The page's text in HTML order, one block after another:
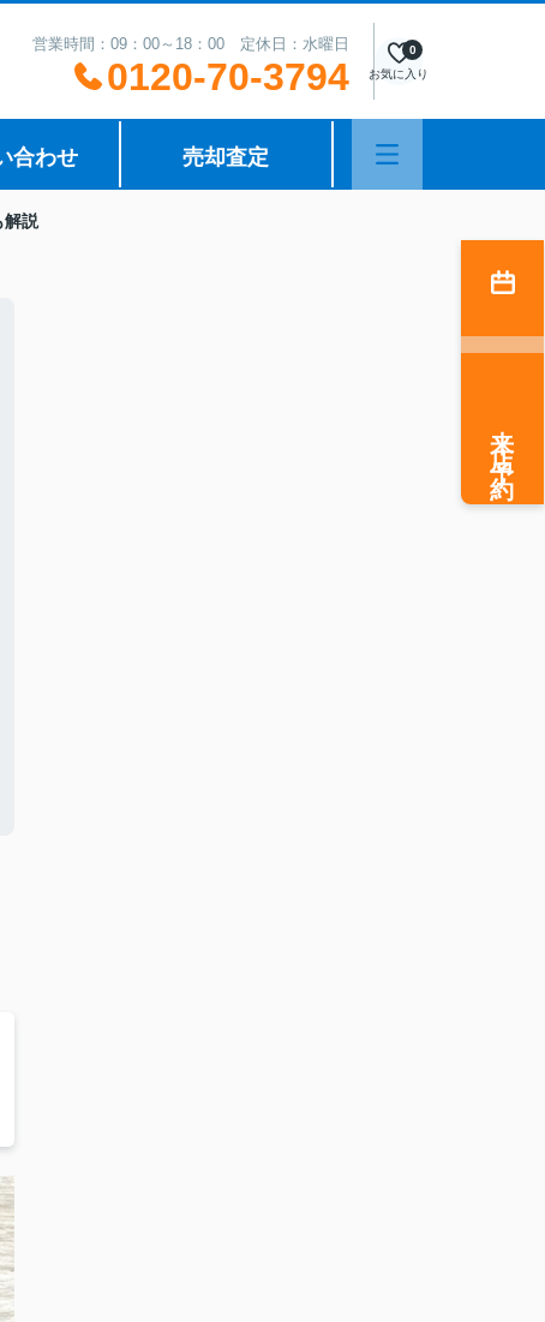
営業時間：09：00～18：00 定休日：水曜日
0120-70-3794 お気に入り
0
合わせ 売却査定
解説
来店予約